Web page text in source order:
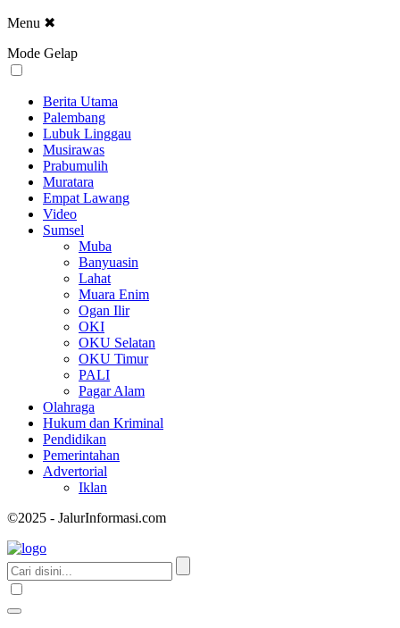
Menu ✖
Mode Gelap
Berita Utama
Palembang
Lubuk Linggau
Musirawas
Prabumulih
Muratara
Empat Lawang
Video
Sumsel
Muba
Banyuasin
Lahat
Muara Enim
Ogan Ilir
OKI
OKU Selatan
OKU Timur
PALI
Pagar Alam
Olahraga
Hukum dan Kriminal
Pendidikan
Pemerintahan
Advertorial
Iklan
©2025 - JalurInformasi.com